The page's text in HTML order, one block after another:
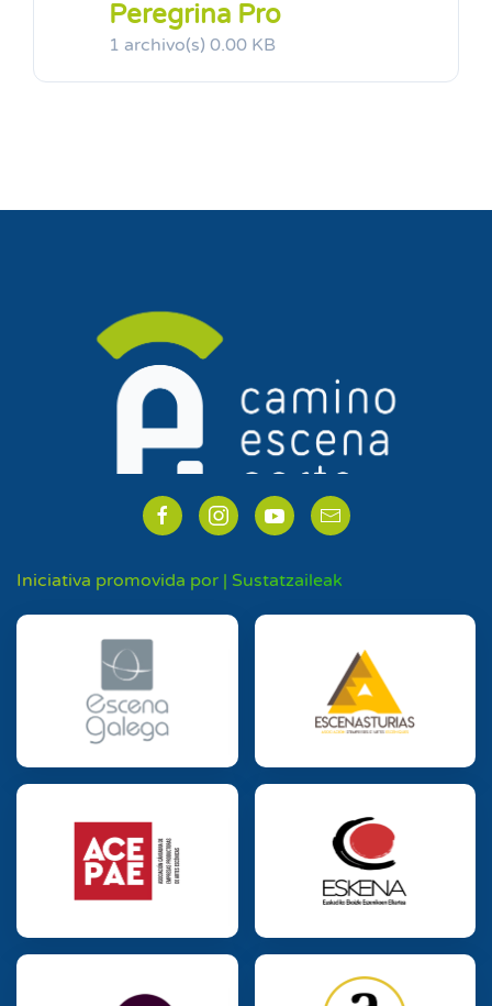
Peregrina Pro
1 archivo(s) 0.00 KB
Iniciativa promovida por | Sustatzaileak